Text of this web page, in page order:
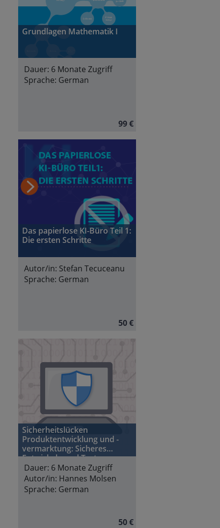
Grundlagen Mathematik I
Dauer: 6 Monate Zugriff
Sprache: German
99 €
Das papierlose KI-Büro Teil 1:
Die ersten Schritte
Autor/in: Stefan Tecuceanu
Sprache: German
50 €
Sicherheitslücken
Produktentwicklung und -
vermarktung: Sicheres
Entwickeln und Testen
Dauer: 6 Monate Zugriff
Autor/in: Hannes Molsen
Sprache: German
50 €